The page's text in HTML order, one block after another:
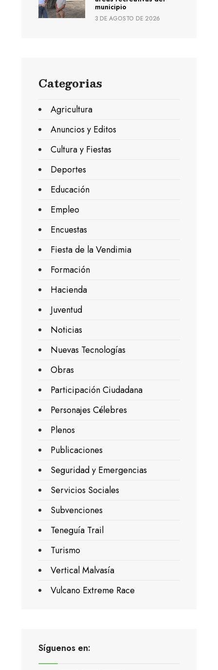
municipio
3 DE AGOSTO DE 2026
Categorias
Agricultura
Anuncios y Editos
Cultura y Fiestas
Deportes
Educación
Empleo
Encuestas
Fiesta de la Vendimia
Formación
Hacienda
Juventud
Noticias
Nuevas Tecnologías
Obras
Participación Ciudadana
Personajes Célebres
Plenos
Publicaciones
Seguridad y Emergencias
Servicios Sociales
Subvenciones
Teneguía Trail
Turismo
Vertical Malvasía
Vulcano Extreme Race
Síguenos en: